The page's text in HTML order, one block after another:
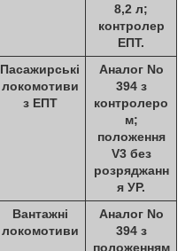
8,2 л;
контролер
ЕПТ.
Пасажирські
локомотиви
з ЕПТ
Аналог No
394 з
контролеро
м;
положення
V3 без
розряджанн
я УР.
Вантажні
локомотиви
Аналог No
394 з
положенням